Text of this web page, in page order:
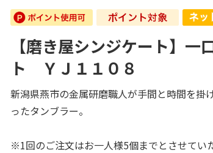
【磨き屋シンジケート】一
ト ＹＪ１１０８
新潟県燕市の金属研磨職人が手間と時間を掛
ったタンブラー。
※1回のご注文はお一人様5個までとさせてい